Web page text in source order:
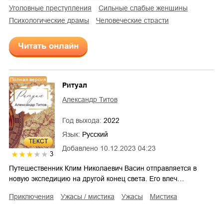
уголовные преступления
сильные слабые женщины
психологические драмы
человеческие страсти
Читать онлайн
ТЕКСТ
Полная версия
3
Добавлено 10.12.2023 04:23
Ритуал
Александр Титов
Год выхода: 2022
Язык: Русский
Путешественник Клим Николаевич Васин отправляется в
новую экспедицию на другой конец света. Его влеч…
приключения ужасы / мистика ужасы
мистика